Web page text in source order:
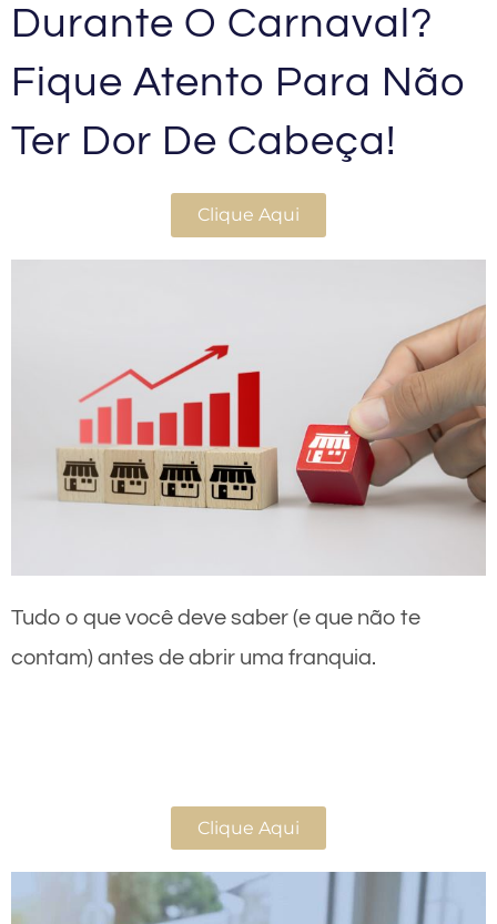
Durante O Carnaval?
Fique Atento Para Não
Ter Dor De Cabeça!
Clique Aqui
Tudo o que você deve saber (e que não te
contam) antes de abrir uma franquia.
Clique Aqui